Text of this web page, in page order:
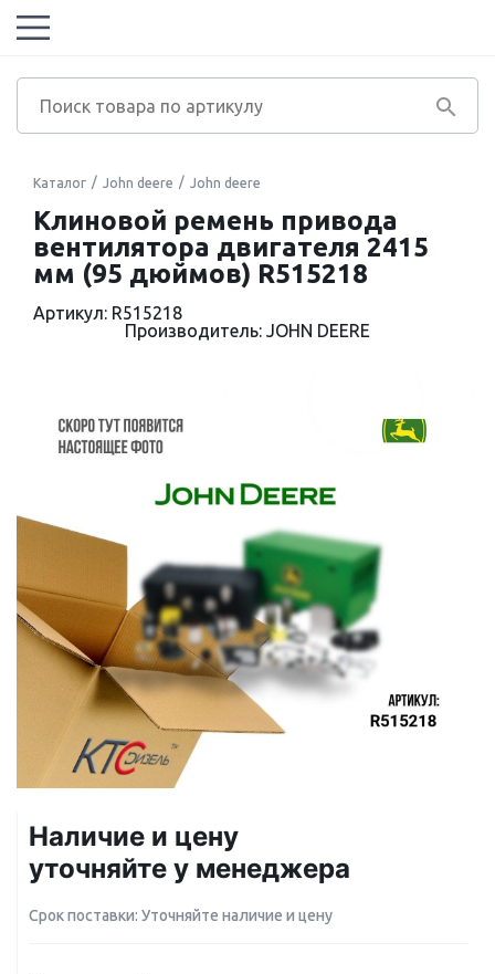
Каталог John deere John deere
Клиновой ремень привода
вентилятора двигателя 2415
мм (95 дюймов) R515218
Артикул: R515218
Производитель: JOHN DEERE
Наличие и цену
уточняйте у менеджера
Срок поставки: Уточняйте наличие и цену